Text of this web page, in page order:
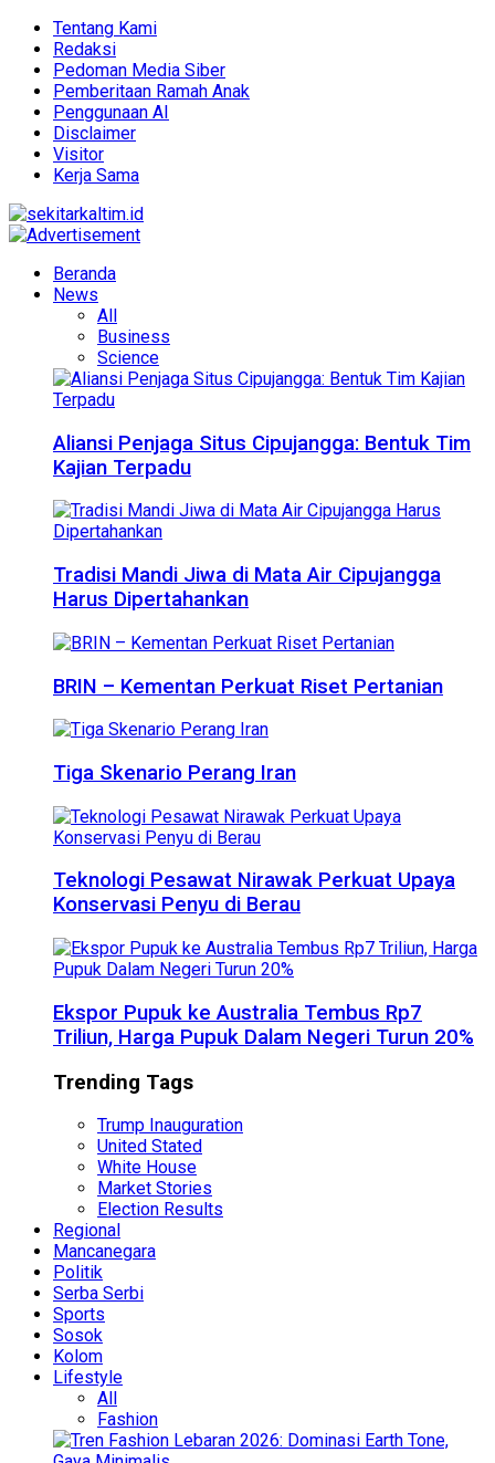
Tentang Kami
Redaksi
Pedoman Media Siber
Pemberitaan Ramah Anak
Penggunaan AI
Disclaimer
Visitor
Kerja Sama
Beranda
News
All
Business
Science
Aliansi Penjaga Situs Cipujangga: Bentuk Tim
Kajian Terpadu
Tradisi Mandi Jiwa di Mata Air Cipujangga
Harus Dipertahankan
BRIN – Kementan Perkuat Riset Pertanian
Tiga Skenario Perang Iran
Teknologi Pesawat Nirawak Perkuat Upaya
Konservasi Penyu di Berau
Ekspor Pupuk ke Australia Tembus Rp7
Triliun, Harga Pupuk Dalam Negeri Turun 20%
Trending Tags
Trump Inauguration
United Stated
White House
Market Stories
Election Results
Regional
Mancanegara
Politik
Serba Serbi
Sports
Sosok
Kolom
Lifestyle
All
Fashion